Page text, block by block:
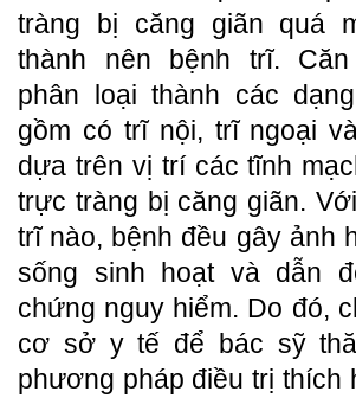
tràng bị căng giãn quá
thành nên bệnh trĩ.
phân loại thành các
gồm có trĩ nội, trĩ ngoại
dựa trên vị trí các tĩnh
trực tràng bị căng giãn.
trĩ nào, bệnh đều gây ảnh
sống sinh hoạt và dẫn
chứng nguy hiểm. Do đó,
cơ sở y tế để bác sỹ
phương pháp điều trị thích